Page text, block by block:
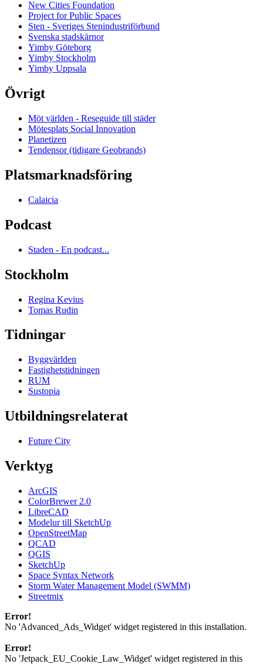
New Cities Foundation
Project for Public Spaces
Sten - Sveriges Stenindustriförbund
Svenska stadskärnor
Yimby Göteborg
Yimby Stockholm
Yimby Uppsala
Övrigt
Möt världen - Reseguide till städer
Mötesplats Social Innovation
Planetizen
Tendensor (tidigare Geobrands)
Platsmarknadsföring
Calaicia
Podcast
Staden - En podcast...
Stockholm
Regina Kevius
Tomas Rudin
Tidningar
Byggvärlden
Fastighetstidningen
RUM
Sustopia
Utbildningsrelaterat
Future City
Verktyg
ArcGIS
ColorBrewer 2.0
LibreCAD
Modelur till SketchUp
OpenStreetMap
QCAD
QGIS
SketchUp
Space Syntax Network
Storm Water Management Model (SWMM)
Streetmix
Error!
No 'Advanced_Ads_Widget' widget registered in this installation.
Error!
No 'Jetpack_EU_Cookie_Law_Widget' widget registered in this